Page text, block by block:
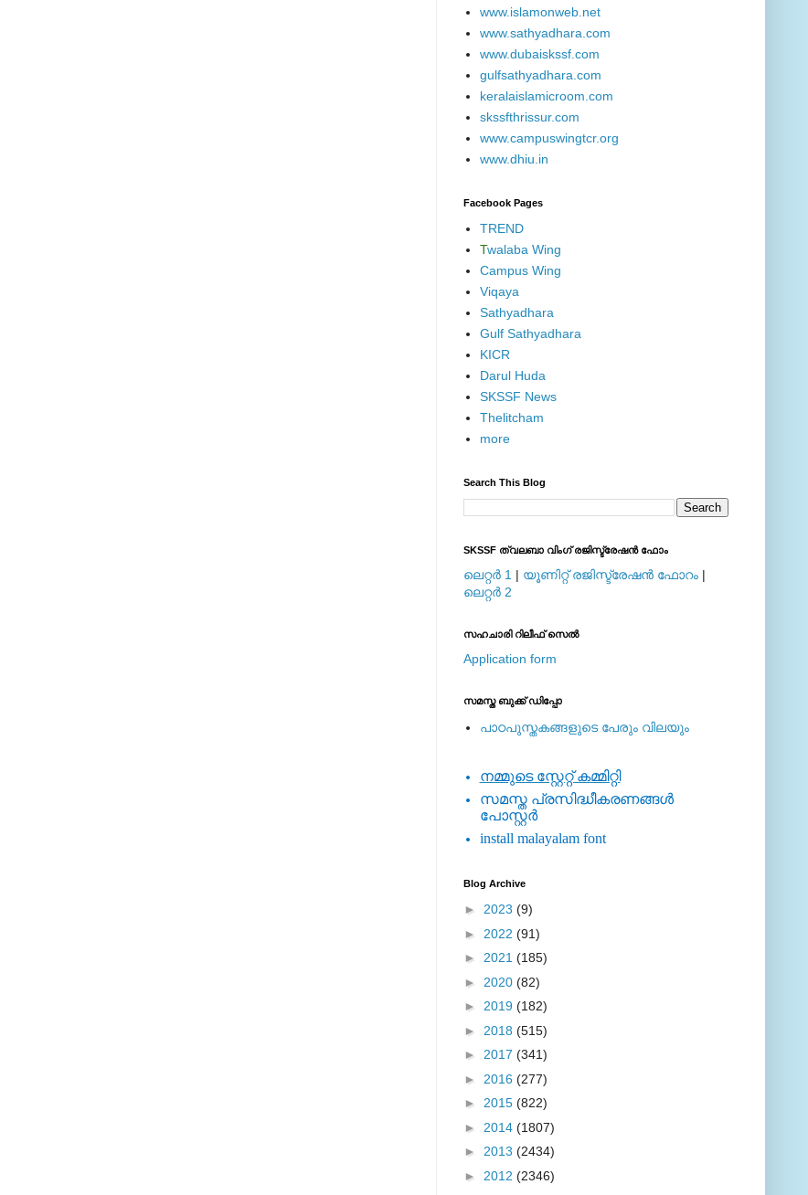
www.islamonweb.net
www.sathyadhara.com
www.dubaiskssf.com
gulfsathyadhara.com
keralaislamicroom.com
skssfthrissur.com
www.campuswingtcr.org
www.dhiu.in
Facebook Pages
TREND
Twalaba Wing
Campus Wing
Viqaya
Sathyadhara
Gulf Sathyadhara
KICR
Darul Huda
SKSSF News
Thelitcham
more
Search This Blog
SKSSF ത്വലബാ വിംഗ് രജിസ്ട്രേഷന്‍ ഫോം
ലെറ്റര്‍ 1 | യൂണിറ്റ് രജിസ്ട്രേഷന്‍ ഫോറം |
ലെറ്റര്‍ 2
സഹചാരി റിലീഫ് സെല്‍
Application form
സമസ്ത ബുക്ക് ഡിപ്പോ
പാഠപുസ്തകങ്ങളുടെ പേരും വിലയും
നമ്മുടെ സ്റ്റേറ്റ് കമ്മിറ്റി
സമസ്ത പ്രസിദ്ധീകരണങ്ങള്‍
പോസ്റ്റര്‍
install malayalam font
Blog Archive
► 2023 (9)
► 2022 (91)
► 2021 (185)
► 2020 (82)
► 2019 (182)
► 2018 (515)
► 2017 (341)
► 2016 (277)
► 2015 (822)
► 2014 (1807)
► 2013 (2434)
► 2012 (2346)